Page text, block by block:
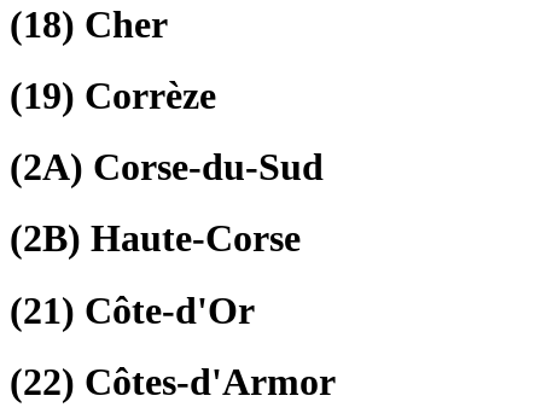
(18) Cher
(19) Corrèze
(2A) Corse-du-Sud
(2B) Haute-Corse
(21) Côte-d'Or
(22) Côtes-d'Armor